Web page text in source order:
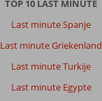
TOP 10 LAST MINUTE
Last minute Spanje
Last minute Griekenland
Last minute Turkije
Last minute Egypte